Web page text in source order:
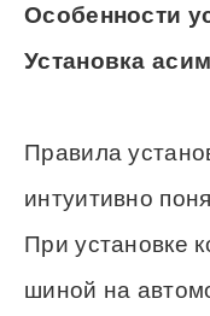
Особенности
Установка
Правила
интуитивно
При установке
шиной на